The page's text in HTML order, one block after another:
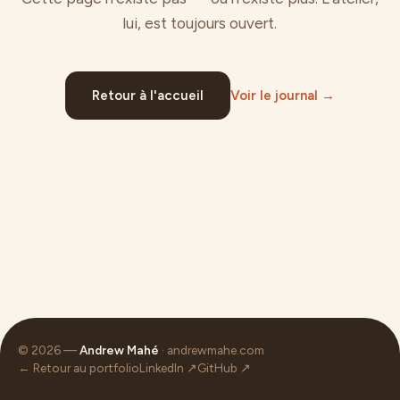
lui, est toujours ouvert.
Retour à l'accueil Voir le journal →
© 2026 —Andrew Mahé · andrewmahe.com
← Retour au portfolioLinkedIn ↗GitHub ↗